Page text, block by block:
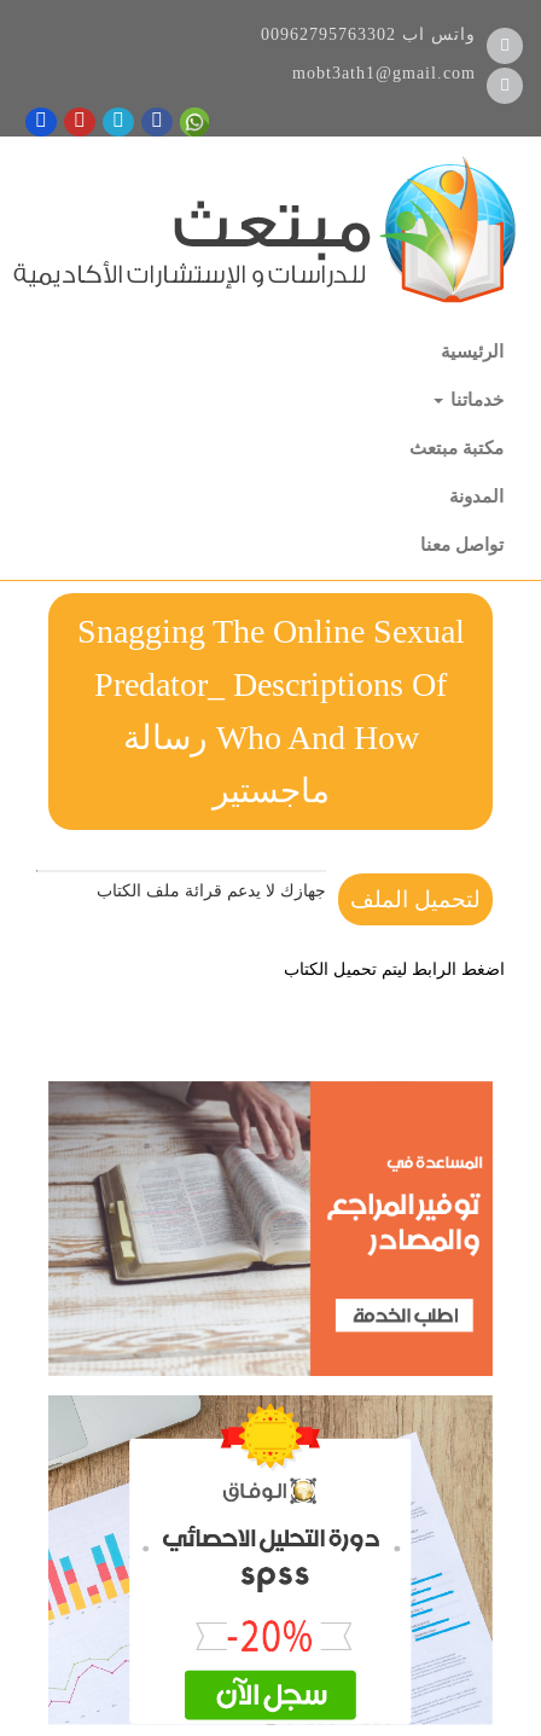
00962795763302 واتس اب
mobt3ath1@gmail.com
الرئيسية
خدماتنا
مكتبة مبتعث
المدونة
تواصل معنا
Snagging The Online Sexual
Predator_ Descriptions Of
Who And How رسالة
ماجستير
لتحميل الملف جهازك لا يدعم قرائة ملف الكتاب
اضغط الرابط ليتم تحميل الكتاب